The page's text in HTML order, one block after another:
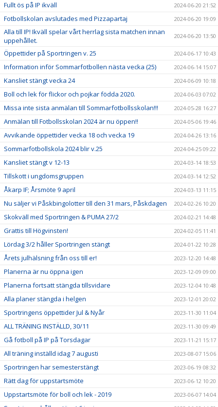
Fullt ös på IP ikväll 2024-06-20 21:52
Fotbollskolan avslutades med Pizzapartaj 2024-06-20 19:09
Alla till IP! Ikväll spelar vårt herrlag sista matchen innan
uppehållet.
2024-06-20 13:50
Öppettider på Sportringen v. 25 2024-06-17 10:43
Information inför Sommarfotbollen nästa vecka (25) 2024-06-14 15:07
Kansliet stängt vecka 24 2024-06-09 10:18
Boll och lek för flickor och pojkar födda 2020. 2024-06-03 07:02
Missa inte sista anmälan till Sommarfotbollsskolan!!! 2024-05-28 16:27
Anmälan till Fotbollsskolan 2024 är nu öppen!! 2024-05-06 19:46
Avvikande öppettider vecka 18 och vecka 19 2024-04-26 13:16
Sommarfotbollskola 2024 blir v.25 2024-04-25 09:22
Kansliet stängt v 12-13 2024-03-14 18:53
Tillskott i ungdomsgruppen 2024-03-14 12:52
Åkarp IF; Årsmöte 9 april 2024-03-13 11:15
Nu säljer vi Påskbingolotter till den 31 mars, Påskdagen 2024-02-26 10:20
Skokväll med Sportringen & PUMA 27/2 2024-02-21 14:48
Grattis till Högvinsten! 2024-02-05 11:41
Lördag 3/2 håller Sportringen stängt 2024-01-22 10:28
Årets julhälsning från oss till er! 2023-12-20 14:48
Planerna är nu öppna igen 2023-12-09 09:00
Planerna fortsatt stängda tillsvidare 2023-12-04 10:48
Alla planer stängda i helgen 2023-12-01 20:02
Sportringens öppettider Jul & Nyår 2023-11-30 11:04
ALL TRÄNING INSTÄLLD, 30/11 2023-11-30 09:49
Gå fotboll på IP på Torsdagar 2023-11-21 15:17
All träning inställd idag 7 augusti 2023-08-07 15:06
Sportringen har semesterstängt 2023-06-19 08:32
Rätt dag för uppstartsmöte 2023-06-12 10:20
Uppstartsmöte för boll och lek - 2019 2023-06-07 14:04